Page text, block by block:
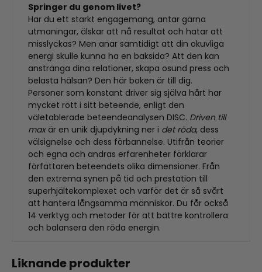
Springer du genom livet?
Har du ett starkt engagemang, antar gärna
utmaningar, älskar att nå resultat och hatar att
misslyckas? Men anar samtidigt att din okuvliga
energi skulle kunna ha en baksida? Att den kan
anstränga dina relationer, skapa osund press och
belasta hälsan? Den här boken är till dig.
Personer som konstant driver sig själva hårt har
mycket rött i sitt beteende, enligt den
väletablerade beteendeanalysen DISC. Driven till
maxär en unik djupdykning ner i det röda, dess
välsignelse och dess förbannelse. Utifrån teorier
och egna och andras erfarenheter förklarar
författaren beteendets olika dimensioner. Från
den extrema synen på tid och prestation till
superhjältekomplexet och varför det är så svårt
att hantera långsamma människor. Du får också
14 verktyg och metoder för att bättre kontrollera
och balansera den röda energin.
Liknande produkter